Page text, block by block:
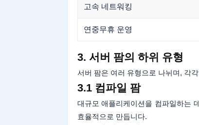
고속 네트워킹
연중무휴 운영
3. 서버 팜의 하위 유형
서버 팜은 여러 유형으로 나뉘며, 각
3.1 컴파일 팜
대규모 애플리케이션을 컴파일하는
효율적으로 만듭니다.